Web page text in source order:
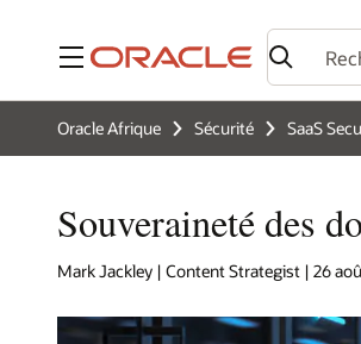
Menu
Oracle Afrique Sécurité SaaS
Souveraineté des
Mark Jackley | Content Strategist | 26